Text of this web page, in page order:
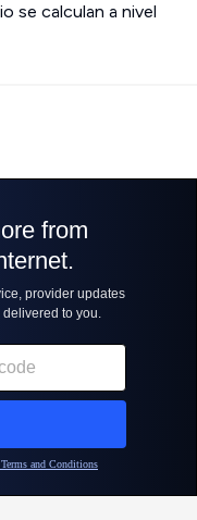
se calculan a nivel